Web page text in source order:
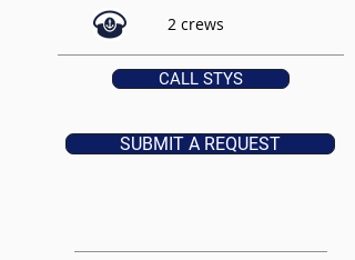
2 crews
CALL STYS
SUBMIT A REQUEST